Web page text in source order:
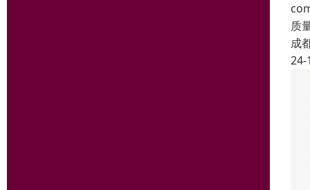
质
成
24-